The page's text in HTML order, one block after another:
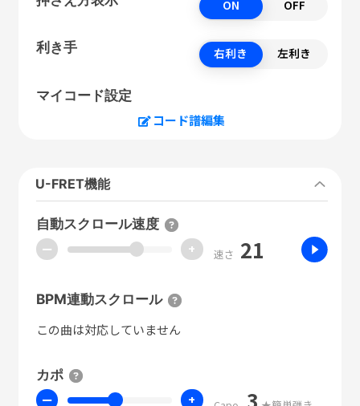
ON OFF
利き手 右利き 左利き
マイコード設定
コード譜編集
U-FRET機能
自動スクロール速度
ー + 速さ 21
BPM連動スクロール
この曲は対応していません
カポ
ー + 3